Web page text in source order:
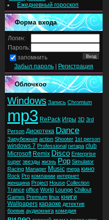
Ежедневный гороскоп
Форма входа
Логин:
Пароль:
запомнить
Забыл пароль
Регистрация
Облочкоо
Windows Запись Chromium
mp3 RePack Игры 3D 3rd
Person Дискотека Dance
Зарубежная action Shooter 1st person
windows 7 Professional гитара club
Microsoft Remix Disco Enterprise
super звезды жизнь Pop Simulator
Racing Manager Music mega кино
Rock Pro компании интернет
женщина Project House Collection
Trance office World Lounge Chillout
Games Premium linux книги
Wallpapers караоке детектив
боевик аудиокнига комедия